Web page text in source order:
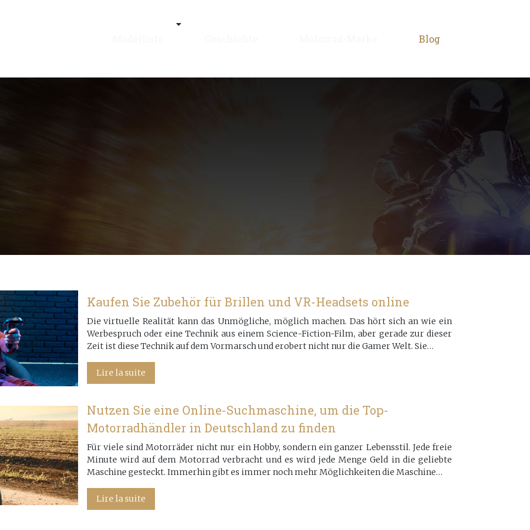
Blog
Kaufen Sie Zubehör für Brillen und VR-Headsets online
Die virtuelle Realität kann das Unmögliche, möglich machen. Das hört sich an wie ein
Werbespruch oder eine Technik aus einem Science-Fiction-Film, aber gerade zur dieser
Zeit ist diese Technik auf dem Vormarsch und erobert nicht nur die Gamer Welt. Sie…
Lire la suite
Nutzen Sie eine Online-Suchmaschine, um die Top-
Motorradhändler in Deutschland zu finden
Für viele sind Motorräder nicht nur ein Hobby, sondern ein ganzer Lebensstil. Jede freie
Minute wird auf dem Motorrad verbracht und es wird jede Menge Geld in die geliebte
Maschine gesteckt. Immerhin gibt es immer noch mehr Möglichkeiten die Maschine…
Lire la suite